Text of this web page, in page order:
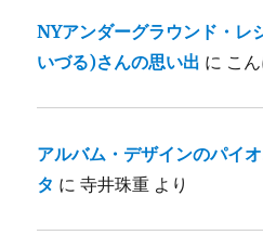
NYアンダーグラウンド・レ
いづる)さんの思い出 に こ
アルバム・デザインのパイ
タ に寺井珠重 より